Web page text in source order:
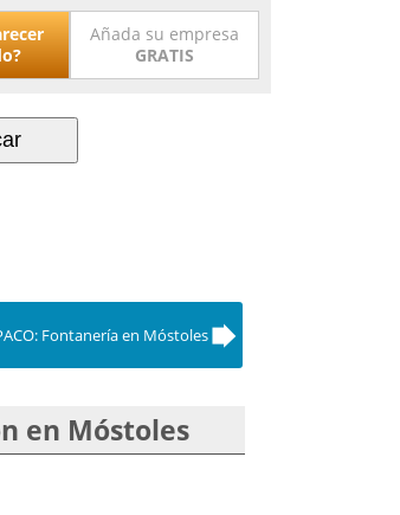
Añada su empresa
GRATIS
Fontanería en Móstoles
en Móstoles